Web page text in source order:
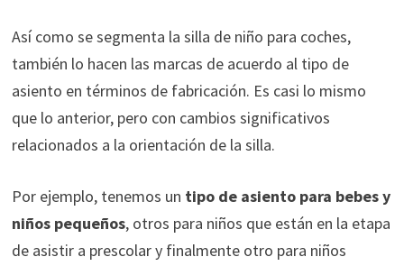
Así como se segmenta la silla de niño para coches,
también lo hacen las marcas de acuerdo al tipo de
asiento en términos de fabricación. Es casi lo mismo
que lo anterior, pero con cambios significativos
relacionados a la orientación de la silla.
Por ejemplo, tenemos un tipo de asiento para bebes y
niños pequeños, otros para niños que están en la etapa
de asistir a prescolar y finalmente otro para niños